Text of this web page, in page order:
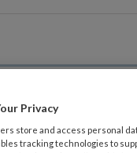
Privacy
store and access personal
tracking technologies to